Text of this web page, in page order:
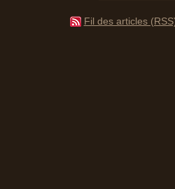
Fil des articles